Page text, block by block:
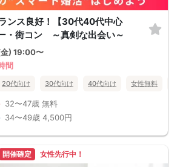
ンス良好！【30代40代中心
・街コン ～真剣な出会い～
) 19:00〜
間
20代向け 30代向け 40代向け 女性無料
32〜47歳 無料
34〜49歳 4,500円
開催確定 女性先行中！